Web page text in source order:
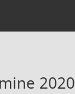
2020